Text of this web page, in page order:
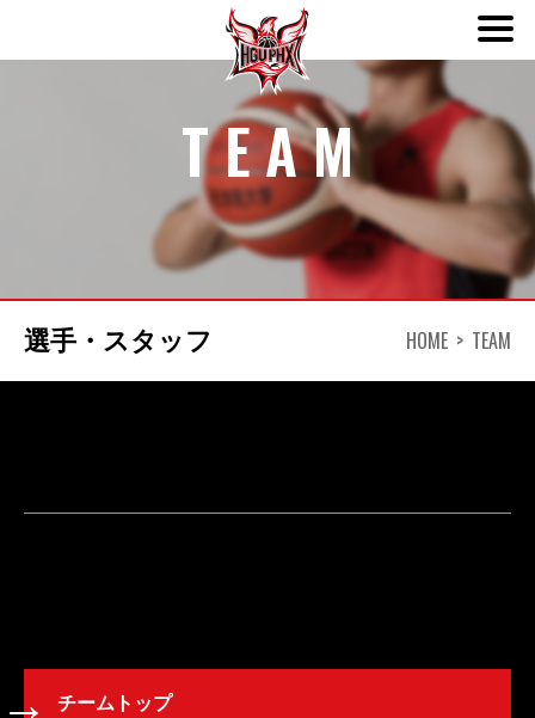
ABOUT
TEAM
SCHEDULE
NEWS
DONATION
TEAM
選手・スタッフ HOME TEAM
チームトップ